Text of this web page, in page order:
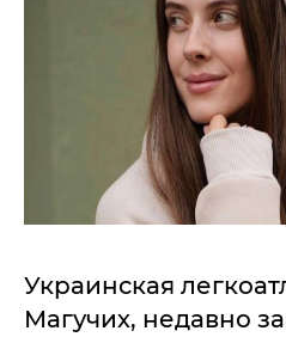
Украинская
Магучих, недавно